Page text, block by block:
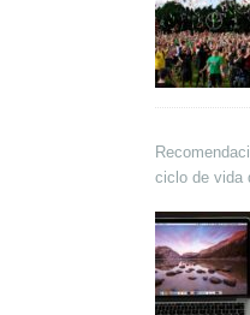
ciclo de vida